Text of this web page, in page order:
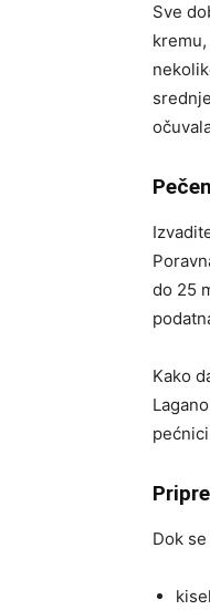
Sve
do 25
Kako
Dok